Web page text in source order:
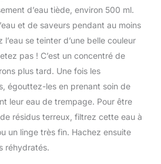
d’eau tiède, environ 500 ml.
et de saveurs pendant au moins
se teinter d’une belle couleur
pas ! C’est un concentré de
plus tard. Une fois les
égouttez-les en prenant soin de
leur eau de trempage. Pour être
résidus terreux, filtrez cette eau à
un linge très fin. Hachez ensuite
réhydratés.